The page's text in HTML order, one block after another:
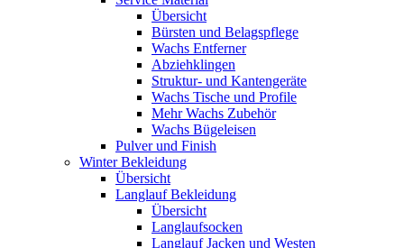
Übersicht
Bürsten und Belagspflege
Wachs Entferner
Abziehklingen
Struktur- und Kantengeräte
Wachs Tische und Profile
Mehr Wachs Zubehör
Wachs Bügeleisen
Pulver und Finish
Winter Bekleidung
Übersicht
Langlauf Bekleidung
Übersicht
Langlaufsocken
Langlauf Jacken und Westen